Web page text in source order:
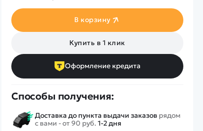
В корзину
Купить в 1 клик
Оформление кредита
Способы получения:
Доставка до пункта выдачи заказов рядом
с вами - от 90 руб. 1-2 дня
Железные дороги
Конструкторы
Запчасти для моделей